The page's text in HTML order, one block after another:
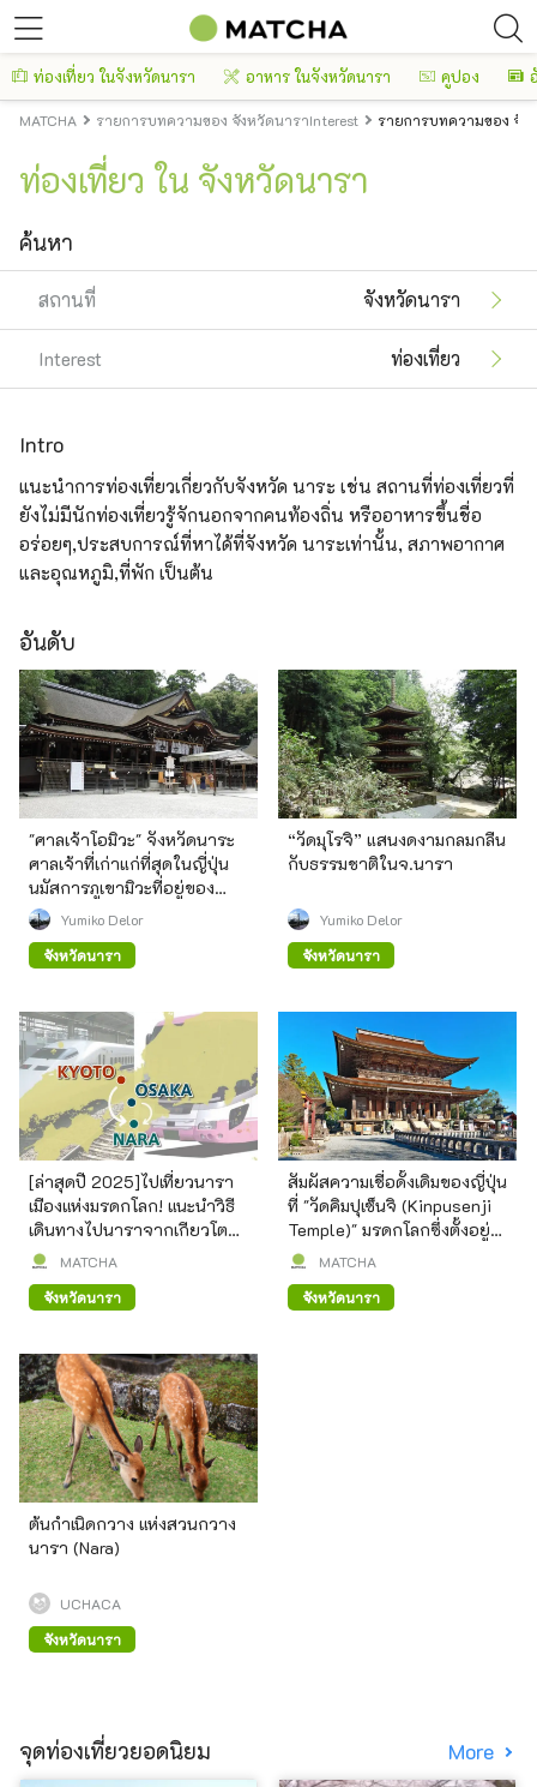
ท่องเที่ยว ในจังหวัดนารา อาหาร ในจังหวัดนารา คูปอง
MATCHA รายการบทความของ จังหวัดนาราInterest รายการบทความของ จัง
ท่องเที่ยว ใน จังหวัดนารา
ค้นหา
สถานที่ จังหวัดนารา
Interest ท่องเที่ยว
Intro
แนะนำการท่องเที่ยวเกี่ยวกับจังหวัด นาระ เช่น สถานที่ท่องเที่ยวที่
ยังไม่มีนักท่องเที่ยวรู้จักนอกจากคนท้องถิ่น หรืออาหารขึ้นชื่อ
อร่อยๆ,ประสบการณ์ที่หาได้ที่จังหวัด นาระเท่านั้น, สภาพอากาศ
และอุณหภูมิ,ที่พัก เป็นต้น
อันดับ
"ศาลเจ้าโอมิวะ" จังหวัดนาระ
ศาลเจ้าที่เก่าแก่ที่สุดในญี่ปุ่น
นมัสการภูเขามิวะที่อยู่ของ
เทพเจ้าYumiko Delor
จังหวัดนารา
“วัดมุโรจิ” แสนงดงามกลมกลืน
กับธรรมชาติในจ.นารา
Yumiko Delor
จังหวัดนารา
[ล่าสุดปี 2025]ไปเที่ยวนารา
เมืองแห่งมรดกโลก! แนะนำวิธี
เดินทางไปนาราจากเกียวโต
และโอซาก้า (Nara)
MATCHA
จังหวัดนารา
สัมผัสความเชื่อดั้งเดิมของญี่ปุ่น
ที่ "วัดคิมปุเซ็นจิ (Kinpusenji
Temple)" มรดกโลกซึ่งตั้งอยู่
บนภูเขาโยชิโนะ จังหวัดนารา
MATCHA
จังหวัดนารา
ต้นกำเนิดกวาง แห่งสวนกวาง
นารา (Nara)
UCHACA
จังหวัดนารา
จุดท่องเที่ยวยอดนิยม More